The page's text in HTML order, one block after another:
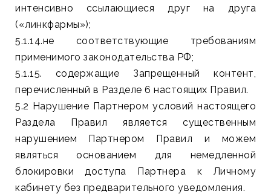
интенсивно ссылающиеся друг на друга
(«линкфармы»);
5.1.14.не соответствующие требованиям
применимого законодательства РФ;
5.1.15. содержащие Запрещенный контент,
перечисленный в Разделе 6 настоящих Правил.
5.2 Нарушение Партнером условий настоящего
Раздела Правил является существенным
нарушением Партнером Правил и можем
являться основанием для немедленной
блокировки доступа Партнера к Личному
кабинету без предварительного уведомления.